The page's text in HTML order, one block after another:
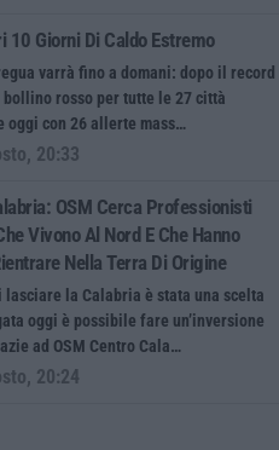
10 Giorni Di Caldo Estremo
varrà fino a domani: dopo il record
rosso per tutte le 27 città
oggi con 26 allerte mass…
20:33
OSM Cerca Professionisti
Vivono Al Nord E Che Hanno
Nella Terra Di Origine
lasciare la Calabria è stata una scelta
oggi è possibile fare un’inversione
ad OSM Centro Cala…
20:24